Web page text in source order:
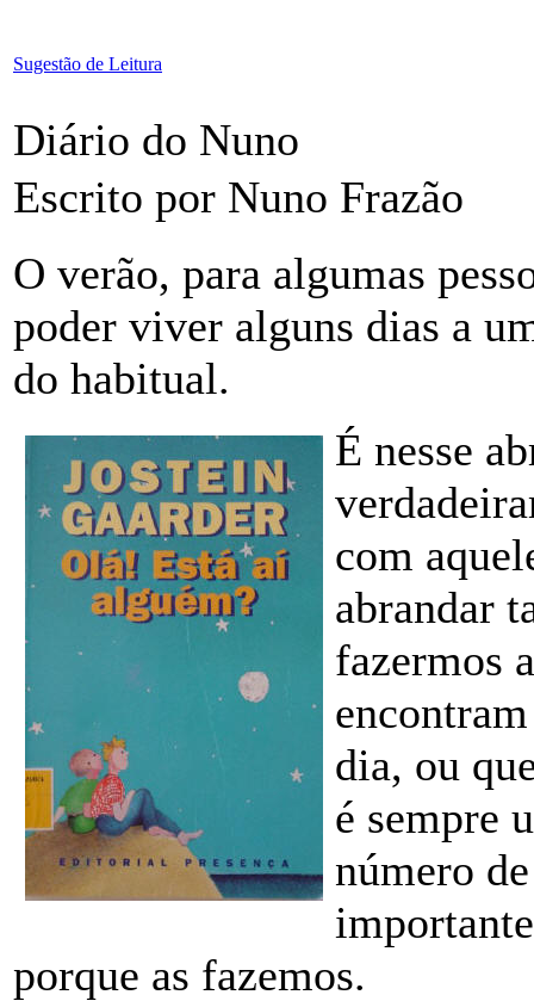
Sugestão de Leitura
Diário do Nuno
Escrito por Nuno Frazão
O verão, para algumas
poder viver alguns dias a
do habitual.
É nesse
com
abrandar
fazermos
dia, ou
é sempre
número
porque as fazemos.